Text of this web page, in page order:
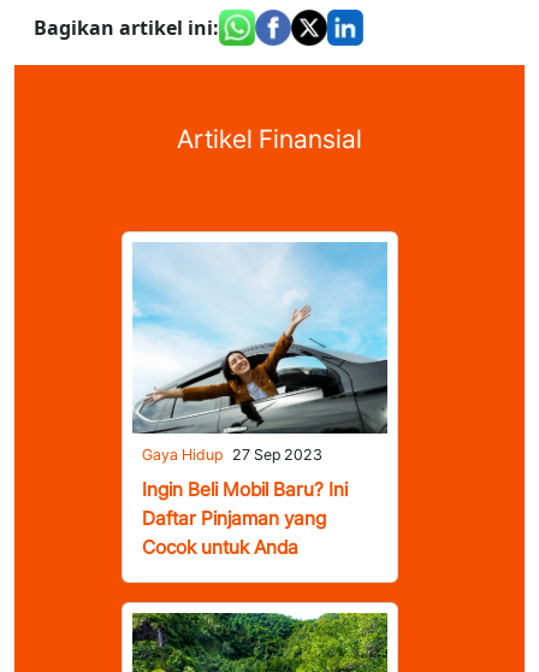
Bagikan artikel ini:
Artikel Finansial
Gaya Hidup 27 Sep 2023
Ingin Beli Mobil Baru? Ini
Daftar Pinjaman yang
Cocok untuk Anda